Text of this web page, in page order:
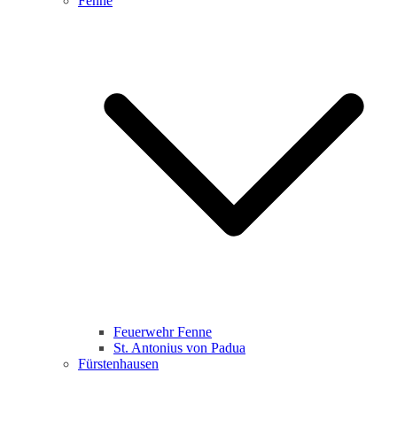
Feuerwehr Fenne
St. Antonius von Padua
Fürstenhausen